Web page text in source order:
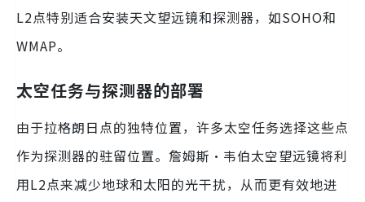
L2点特别适合安装天文望远镜和探测器，如SOHO和
WMAP。
太空任务与探测器的部署
由于拉格朗日点的独特位置，许多太空任务选择这些点
作为探测器的驻留位置。詹姆斯·韦伯太空望远镜将利
用L2点来减少地球和太阳的光干扰，从而更有效地进